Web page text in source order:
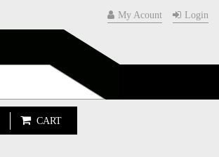
My Acount Login
CART